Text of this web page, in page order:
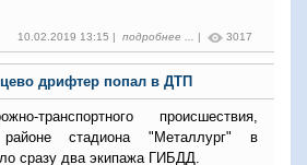
10.02.2019 13:15 | подробнее ... | 3017
дрифтер попал в ДТП
транспортного происшествия,
стадиона "Металлург" в
сразу два экипажа ГИБДД.